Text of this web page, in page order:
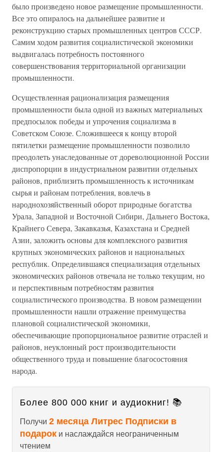
было произведено новое размещение промышленности.
Все это опиралось на дальнейшее развитие и
реконструкцию старых промышленных центров СССР.
Самим ходом развития социалистической экономики
выдвигалась потребность постоянного
совершенствования территориальной организации
промышленности.
Осуществленная рационализация размещения
промышленности была одной из важных материальных
предпосылок победы и упрочения социализма в
Советском Союзе. Сложившееся к концу второй
пятилетки размещение промышленности позволило
преодолеть унаследованные от дореволюционной России
диспропорции в индустриальном развитии отдельных
районов, приблизить промышленность к источникам
сырья и районам потребления, вовлечь в
народнохозяйственный оборот природные богатства
Урала, Западной и Восточной Сибири, Дальнего Востока,
Крайнего Севера, Закавказья, Казахстана и Средней
Азии, заложить основы для комплексного развития
крупных экономических районов и национальных
республик. Определившаяся специализация отдельных
экономических районов отвечала не только текущим, но
и перспективным потребностям развития
социалистического производства. В новом размещении
промышленности нашли отражение преимущества
плановой социалистической экономики,
обеспечивающие пропорциональное развитие отраслей и
районов, неуклонный рост производительности
общественного труда и повышение благосостояния
народа.
Более 800 000 книг и аудиокниг! 📚
Получи 2 месяца Литрес Подписки в
подарок и наслаждайся неограниченным
чтением